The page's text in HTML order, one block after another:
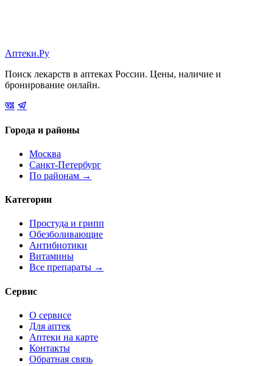
Аптеки.Ру
Поиск лекарств в аптеках России. Цены, наличие и
бронирование онлайн.
Города и районы
Москва
Санкт-Петербург
По районам →
Категории
Простуда и грипп
Обезболивающие
Антибиотики
Витамины
Все препараты →
Сервис
О сервисе
Для аптек
Аптеки на карте
Контакты
Обратная связь